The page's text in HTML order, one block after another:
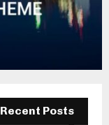
Recent Posts